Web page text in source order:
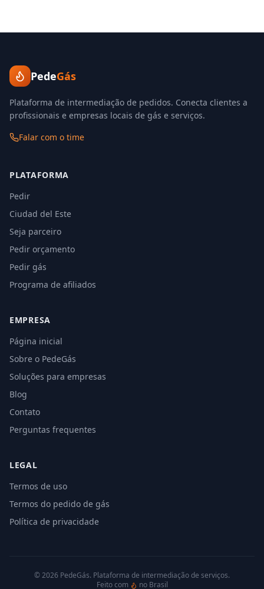
PedeGás
Plataforma de intermediação de pedidos. Conecta clientes a
profissionais e empresas locais de gás e serviços.
Falar com o time
PLATAFORMA
Pedir
Ciudad del Este
Seja parceiro
Pedir orçamento
Pedir gás
Programa de afiliados
EMPRESA
Página inicial
Sobre o PedeGás
Soluções para empresas
Blog
Contato
Perguntas frequentes
LEGAL
Termos de uso
Termos do pedido de gás
Política de privacidade
©2026 PedeGás. Plataforma de intermediação de serviços.
Feito com
no Brasil